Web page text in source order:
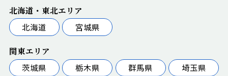
北海道・東北エリア
北海道
宮城県
関東エリア
茨城県
栃木県 群馬県
埼玉県